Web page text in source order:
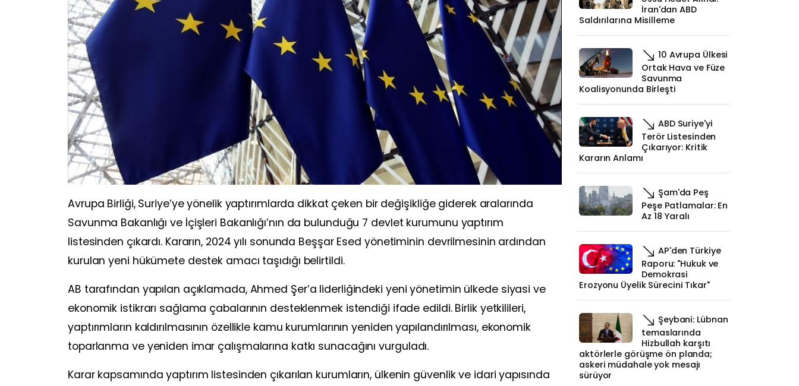
Avrupa Birliği, Suriye’ye yönelik yaptırımlarda dikkat çeken bir değişikliğe giderek aralarında
Savunma Bakanlığı ve İçişleri Bakanlığı’nın da bulunduğu 7 devlet kurumunu yaptırım
listesinden çıkardı. Kararın, 2024 yılı sonunda Beşşar Esed yönetiminin devrilmesinin ardından
kurulan yeni hükümete destek amacı taşıdığı belirtildi.
AB tarafından yapılan açıklamada, Ahmed Şer’a liderliğindeki yeni yönetimin ülkede siyasi ve
ekonomik istikrarı sağlama çabalarının desteklenmek istendiği ifade edildi. Birlik yetkilileri,
yaptırımların kaldırılmasının özellikle kamu kurumlarının yeniden yapılandırılması, ekonomik
toparlanma ve yeniden imar çalışmalarına katkı sunacağını vurguladı.
Karar kapsamında yaptırım listesinden çıkarılan kurumların, ülkenin güvenlik ve idari yapısında
İran'dan ABD
Saldırılarına Misilleme
10 Avrupa Ülkesi
Ortak Hava ve Füze
Savunma
Koalisyonunda Birleşti
ABD Suriye'yi
Terör Listesinden
Çıkarıyor: Kritik
Kararın Anlamı
Şam'da Peş
Peşe Patlamalar: En
Az 18 Yaralı
AP'den Türkiye
Raporu: "Hukuk ve
Demokrasi
Erozyonu Üyelik Sürecini Tıkar"
Şeybani: Lübnan
temaslarında
Hizbullah karşıtı
aktörlerle görüşme ön planda;
askeri müdahale yok mesajı
sürüyor